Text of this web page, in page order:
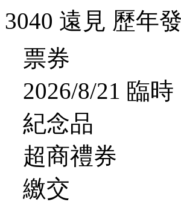
3040 遠見 歷年
票券
2026/8/21 臨時
紀念品
超商禮券
繳交